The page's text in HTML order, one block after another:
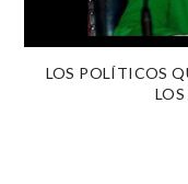
LOS POLÍTICOS